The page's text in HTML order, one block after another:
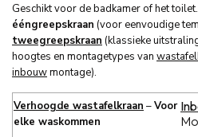
Geschikt voor de badkamer of het
ééngreepskraan (voor eenvoudige
tweegreepskraan (klassieke
hoogtes en montagetypes van
inbouwmontage).
Verhoogde wastafelkraan –Voor
elke waskommen